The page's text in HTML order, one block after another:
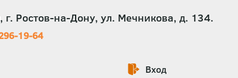
г. Ростов-на-Дону, ул. Мечникова, д. 134.
19-64
Вход